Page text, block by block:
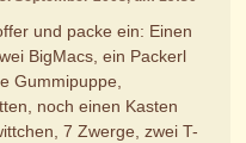
und packe ein: Einen
BigMacs, ein Packerl
Gummipuppe,
noch einen Kasten
7 Zwerge, zwei T-